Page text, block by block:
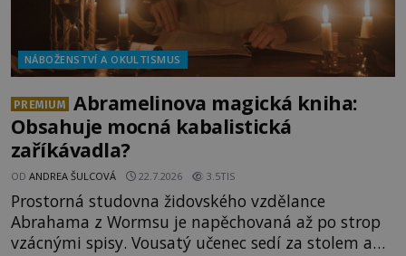
NÁBOŽENSTVÍ A OKULTISMUS
PREMIUM
Abramelinova magická kniha:
Obsahuje mocná kabalistická
zaříkávadla?
OD ANDREA ŠULCOVÁ 22.7.2026 3.5TIS
Prostorná studovna židovského vzdělance
Abrahama z Wormsu je napěchovaná až po strop
vzácnými spisy. Vousatý učenec sedí za stolem a